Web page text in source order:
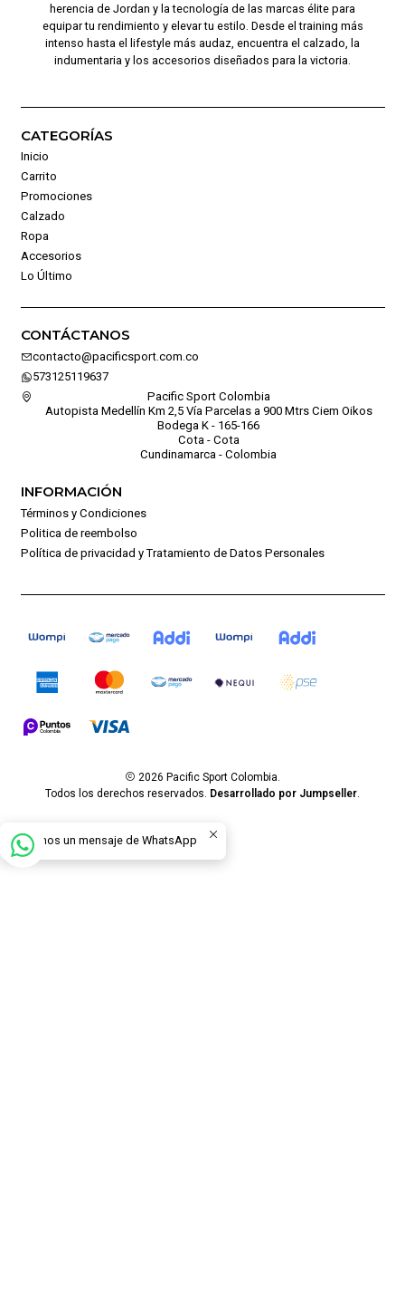
herencia de Jordan y la tecnología de las marcas élite para
equipar tu rendimiento y elevar tu estilo. Desde el training más
intenso hasta el lifestyle más audaz, encuentra el calzado, la
indumentaria y los accesorios diseñados para la victoria.
CATEGORÍAS
Inicio
Carrito
Promociones
Calzado
Ropa
Accesorios
Lo Último
CONTÁCTANOS
contacto@pacificsport.com.co
573125119637
Pacific Sport Colombia
Autopista Medellín Km 2,5 Vía Parcelas a 900 Mtrs Ciem Oikos
Bodega K - 165-166
Cota - Cota
Cundinamarca - Colombia
INFORMACIÓN
Términos y Condiciones
Politica de reembolso
Política de privacidad y Tratamiento de Datos Personales
2026 Pacific Sport Colombia.
Todos los derechos reservados. Desarrollado por Jumpseller.
Envíanos un mensaje de WhatsApp